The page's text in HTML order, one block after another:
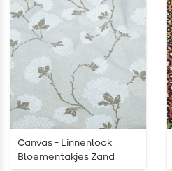
Canvas - Linnenlook
Bloementakjes Zand